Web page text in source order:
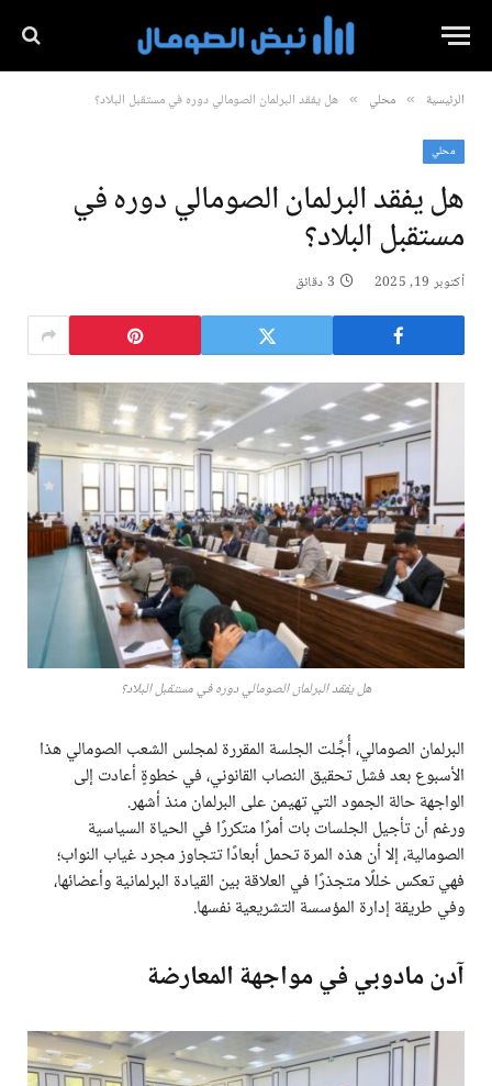
الرئيسية » محلي » هل يفقد البرلمان الصومالي دوره في مستقبل البلاد؟
محلي
هل يفقد البرلمان الصومالي دوره في
مستقبل البلاد؟
أكتوبر 19, 2025 3 دقائق
هل يفقد البرلمان الصومالي دوره في مستقبل البلاد؟
البرلمان الصومالي، أُجِّلت الجلسة المقررة لمجلس الشعب الصومالي هذا
الأسبوع بعد فشل تحقيق النصاب القانوني، في خطوةٍ أعادت إلى
الواجهة حالة الجمود التي تهيمن على البرلمان منذ أشهر.
ورغم أن تأجيل الجلسات بات أمرًا متكررًا في الحياة السياسية
الصومالية، إلا أن هذه المرة تحمل أبعادًا تتجاوز مجرد غياب النواب؛
فهي تعكس خللًا متجذرًا في العلاقة بين القيادة البرلمانية وأعضائها،
وفي طريقة إدارة المؤسسة التشريعية نفسها.
آدن مادوبي في مواجهة المعارضة